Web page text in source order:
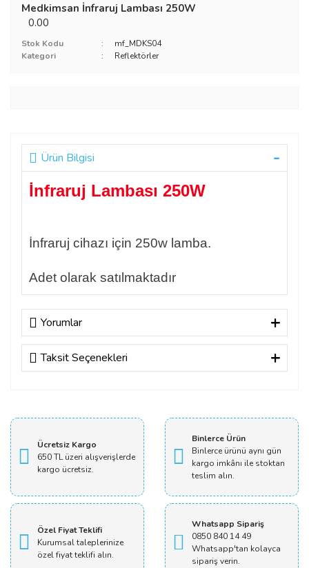
Medkimsan İnfraruj Lambası 250W
0.00
Stok Kodu
mf_MDKS04
Kategori
Reflektörler
Ürün Bilgisi
İnfraruj Lambası 250W
İnfraruj cihazı için 250w lamba.
Adet olarak satılmaktadır
Yorumlar
Bu ürüne ilk yorumu siz yapın!
Taksit Seçenekleri
Ücretsiz Kargo
650 TL üzeri alışverişlerde
kargo ücretsiz.
Binlerce Ürün
Binlerce ürünü aynı gün
kargo imkânı ile stoktan
teslim alın.
Özel Fiyat Teklifi
Kurumsal taleplerinize
özel fiyat teklifi alın.
Whatsapp Sipariş
0850 840 14 49
Whatsapp'tan kolayca
sipariş verin.